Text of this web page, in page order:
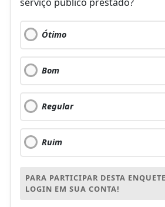
Ótimo
Bom
Regular
Ruim
PARA PARTICIPAR DESTA
LOGIN EM SUA CONTA!